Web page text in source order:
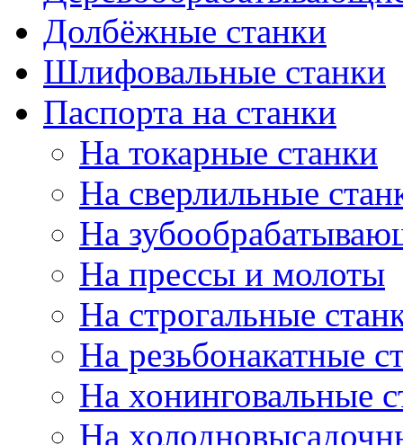
Долбёжные станки
Шлифовальные станки
Паспорта на станки
На токарные станки
На сверлильные
На
На прессы и молоты
На строгальные
На резьбонакатные
На хонинговальные
На